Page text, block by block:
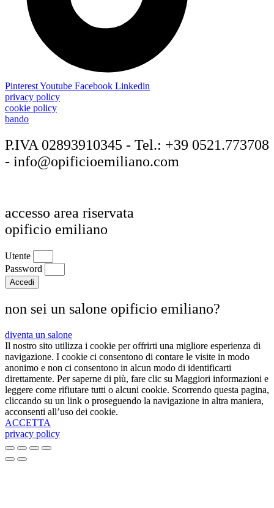
PinterestYoutube Facebook Linkedin
privacy policy
cookie policy
bando
P.IVA 02893910345 - Tel.: +39 0521.773708
- info@opificioemiliano.com
accesso area riservata
opificio emiliano
Utente
Password
Accedi
non sei un salone opificio emiliano?
diventa un salone
Il nostro sito utilizza i cookie per offrirti una migliore esperienza di
navigazione. I cookie ci consentono di contare le visite in modo
anonimo e non ci consentono in alcun modo di identificarti
direttamente. Per saperne di più, fare clic su Maggiori informazioni e
leggere come rifiutare tutti o alcuni cookie. Scorrendo questa pagina,
cliccando su un link o proseguendo la navigazione in altra maniera,
acconsenti all’uso dei cookie.
ACCETTA
privacy policy